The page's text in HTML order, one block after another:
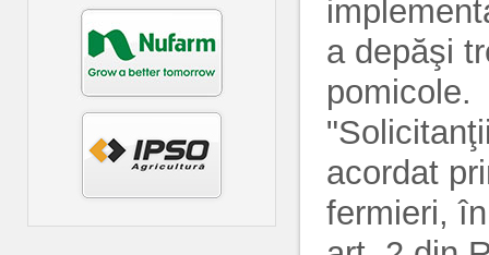
a depăşi
pomicole.
acordat
fermieri,